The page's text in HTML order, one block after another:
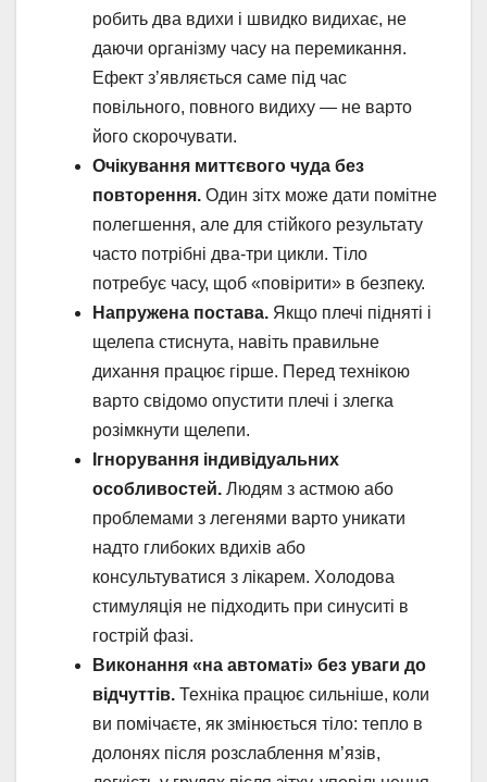
робить два вдихи і швидко видихає, не
даючи організму часу на перемикання.
Ефект з’являється саме під час
повільного, повного видиху — не варто
його скорочувати.
Очікування миттєвого чуда без
повторення. Один зітх може дати помітне
полегшення, але для стійкого результату
часто потрібні два-три цикли. Тіло
потребує часу, щоб «повірити» в безпеку.
Напружена постава. Якщо плечі підняті і
щелепа стиснута, навіть правильне
дихання працює гірше. Перед технікою
варто свідомо опустити плечі і злегка
розімкнути щелепи.
Ігнорування індивідуальних
особливостей. Людям з астмою або
проблемами з легенями варто уникати
надто глибоких вдихів або
консультуватися з лікарем. Холодова
стимуляція не підходить при синуситі в
гострій фазі.
Виконання «на автоматі» без уваги до
відчуттів. Техніка працює сильніше, коли
ви помічаєте, як змінюється тіло: тепло в
долонях після розслаблення м’язів,